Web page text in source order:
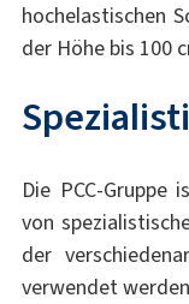
hochelastischen
der Höhe bis 100
Die PCC-
von
der
verwendet